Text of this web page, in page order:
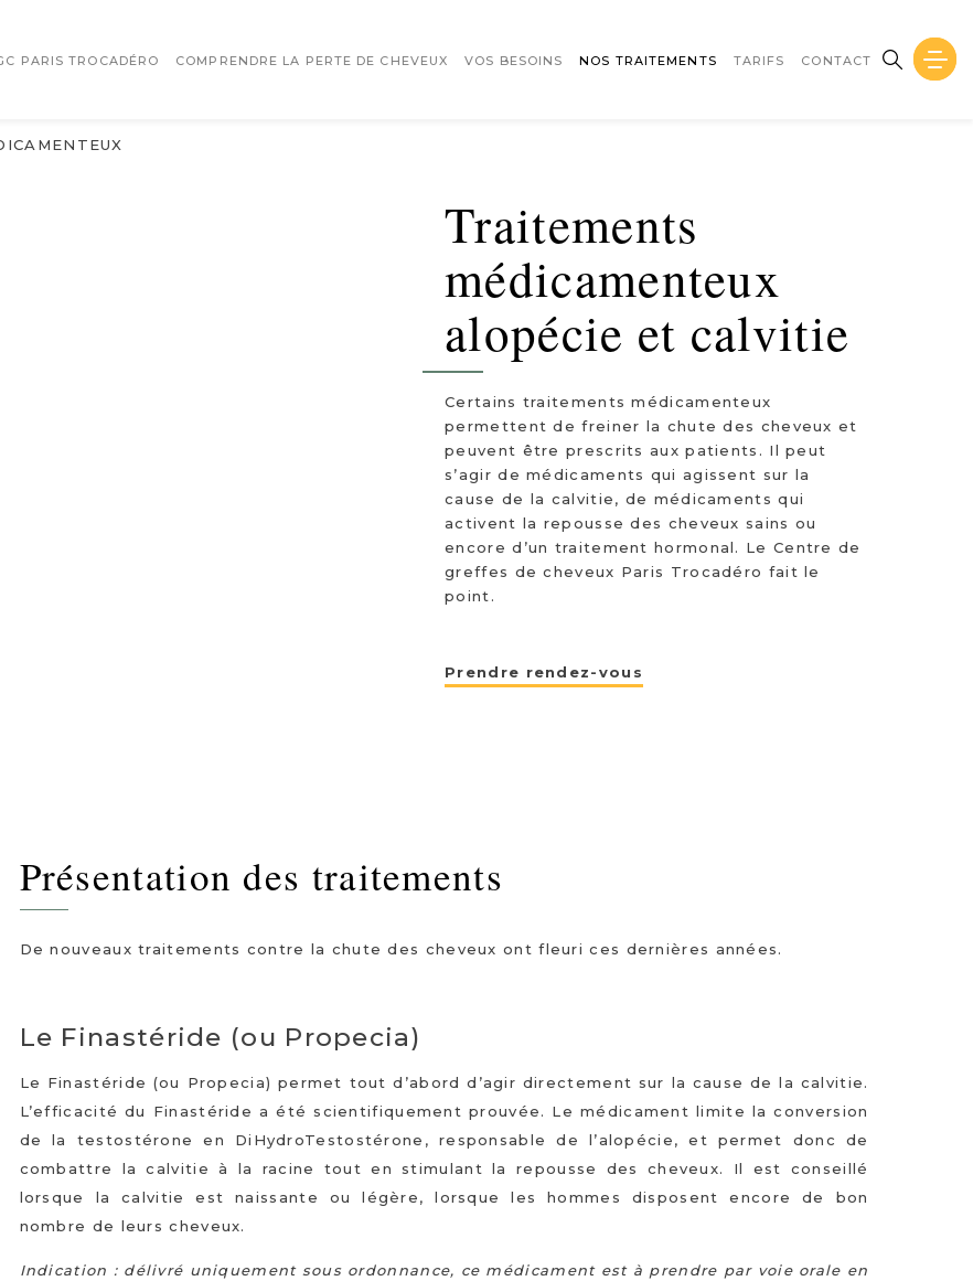
PARIS TROCADÉRO COMPRENDRE LA PERTE DE CHEVEUX VOS BESOINS NOS TRAITEMENTS TARIFS CONTACT
Traitements
médicamenteux
alopécie et calvitie
Certains traitements médicamenteux
permettent de freiner la chute des cheveux et
peuvent être prescrits aux patients. Il peut
s’agir de médicaments qui agissent sur la
cause de la calvitie, de médicaments qui
activent la repousse des cheveux sains ou
encore d’un traitement hormonal. Le Centre de
greffes de cheveux Paris Trocadéro fait le
point.
Prendre rendez-vous
Présentation des traitements
De nouveaux traitements contre la chute des cheveux ont fleuri ces dernières années.
Le Finastéride (ou Propecia)
Le Finastéride (ou Propecia) permet tout d’abord d’agir directement sur la cause de la calvitie.
L’efficacité du Finastéride a été scientifiquement prouvée. Le médicament limite la conversion
de la testostérone en DiHydroTestostérone, responsable de l’alopécie, et permet donc de
combattre la calvitie à la racine tout en stimulant la repousse des cheveux. Il est conseillé
lorsque la calvitie est naissante ou légère, lorsque les hommes disposent encore de bon
nombre de leurs cheveux.
Indication : délivré uniquement sous ordonnance, ce médicament est à prendre par voie orale en